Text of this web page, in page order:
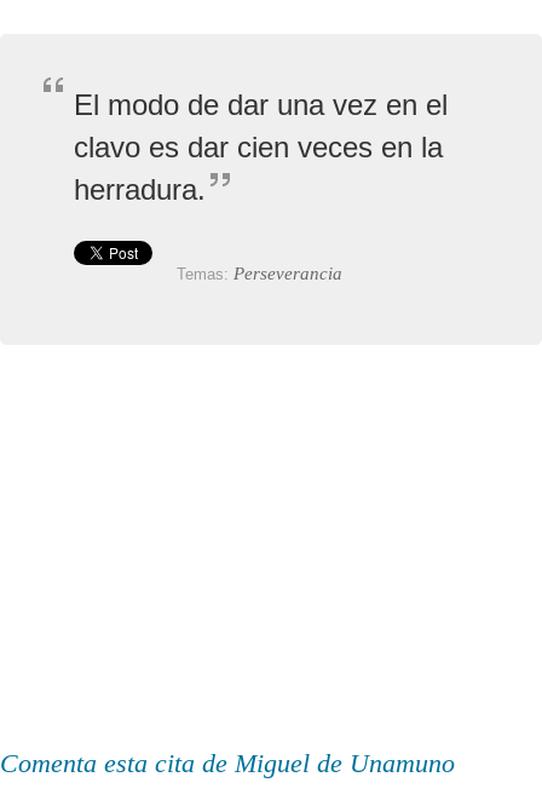
El modo de dar una vez en el
clavo es dar cien veces en la
herradura.
Temas: Perseverancia
Comenta esta cita de Miguel de Unamuno